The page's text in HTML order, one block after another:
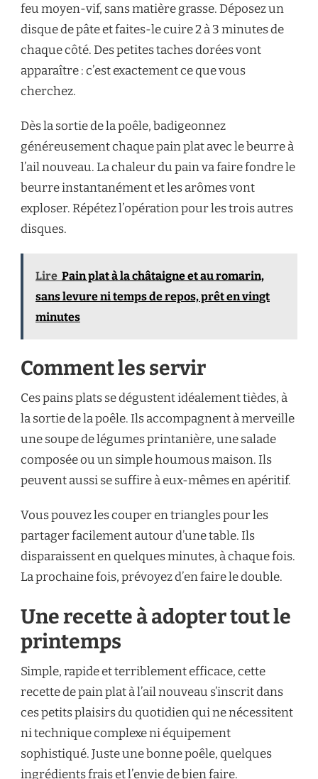
feu moyen-vif, sans matière grasse. Déposez un
disque de pâte et faites-le cuire 2 à 3 minutes de
chaque côté. Des petites taches dorées vont
apparaître : c’est exactement ce que vous
cherchez.
Dès la sortie de la poêle, badigeonnez
généreusement chaque pain plat avec le beurre à
l’ail nouveau. La chaleur du pain va faire fondre le
beurre instantanément et les arômes vont
exploser. Répétez l’opération pour les trois autres
disques.
Lire Pain plat à la châtaigne et au romarin,
sans levure ni temps de repos, prêt en vingt
minutes
Comment les servir
Ces pains plats se dégustent idéalement tièdes, à
la sortie de la poêle. Ils accompagnent à merveille
une soupe de légumes printanière, une salade
composée ou un simple houmous maison. Ils
peuvent aussi se suffire à eux-mêmes en apéritif.
Vous pouvez les couper en triangles pour les
partager facilement autour d’une table. Ils
disparaissent en quelques minutes, à chaque fois.
La prochaine fois, prévoyez d’en faire le double.
Une recette à adopter tout le
printemps
Simple, rapide et terriblement efficace, cette
recette de pain plat à l’ail nouveau s’inscrit dans
ces petits plaisirs du quotidien qui ne nécessitent
ni technique complexe ni équipement
sophistiqué. Juste une bonne poêle, quelques
ingrédients frais et l’envie de bien faire.